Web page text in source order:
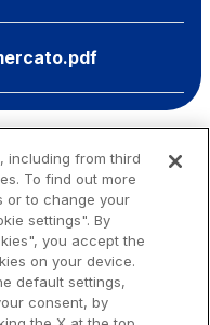
including from third
To find out more
or to change your
settings". By
you accept the
on your device.
default settings,
consent, by